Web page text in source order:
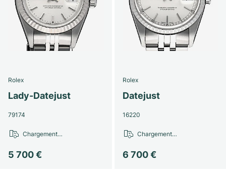
Rolex
Lady-Datejust
79174
5 700 €
Chargement…
Rolex
Datejust
16220
6 700 €
Chargement…